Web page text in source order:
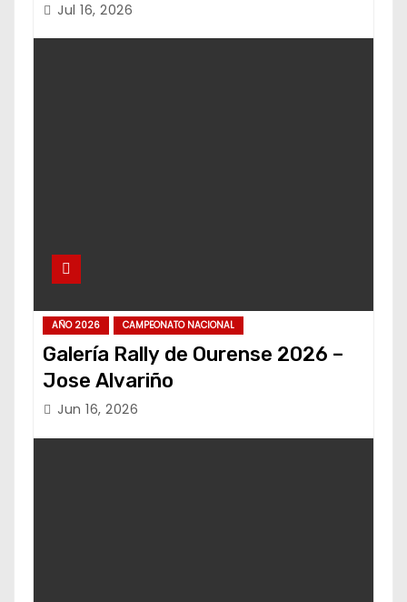
Jul 16, 2026
AÑO 2026 CAMPEONATO NACIONAL
Galería Rally de Ourense 2026 –
Jose Alvariño
Jun 16, 2026